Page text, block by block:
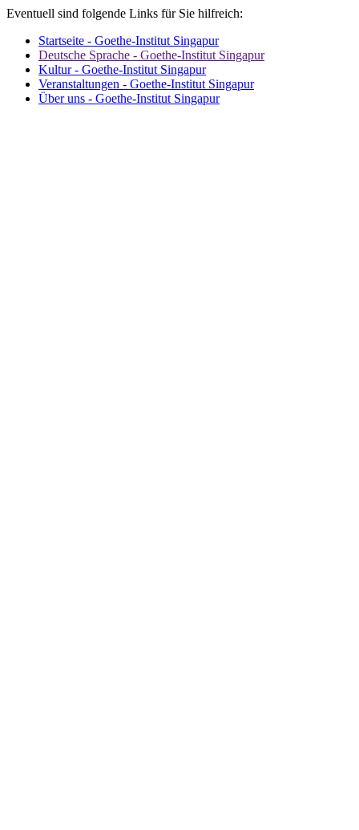
Eventuell sind folgende Links für Sie hilfreich:
Startseite - Goethe-Institut Singapur
Deutsche Sprache - Goethe-Institut Singapur
Kultur - Goethe-Institut Singapur
Veranstaltungen - Goethe-Institut Singapur
Über uns - Goethe-Institut Singapur